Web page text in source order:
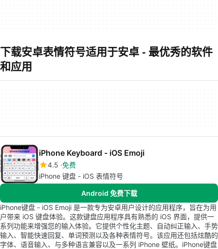
下载安卓表情符号适用于安卓 - 最优秀的软件
和应用
iPhone Keyboard - iOS Emoji
4.5 免费
iPhone 键盘 - iOS 表情符号
Android 免费下载
iPhone键盘 - iOS Emoji 是一款专为安卓用户设计的应用程序，旨在为用
户带来 iOS 键盘体验。这款键盘应用程序具有熟悉的 iOS 界面，提供一
系列功能来增强您的输入体验。它提供个性化主题、自动纠正输入、手势
输入、智能快速回复、单词预测以及各种表情符号。该应用还包括炫酷的
字体、语音输入、与多种语言兼容以及一系列 iPhone 壁纸。iPhone键盘